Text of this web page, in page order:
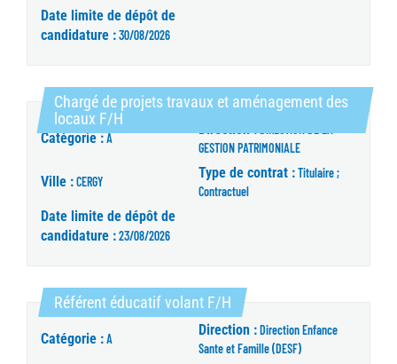
Date limite de dépôt de
candidature :30/08/2026
Chargé de projets travaux et aménagement des
locaux F/H
Catégorie :A
Direction :
GESTION PATRIMONIALE
Ville :CERGY
Type de contrat :Titulaire ;
Contractuel
Date limite de dépôt de
candidature :23/08/2026
Référent éducatif volant F/H (Nouvelle fenêtre)
Catégorie :A
Direction :Direction Enfance
Sante et Famille (DESF)